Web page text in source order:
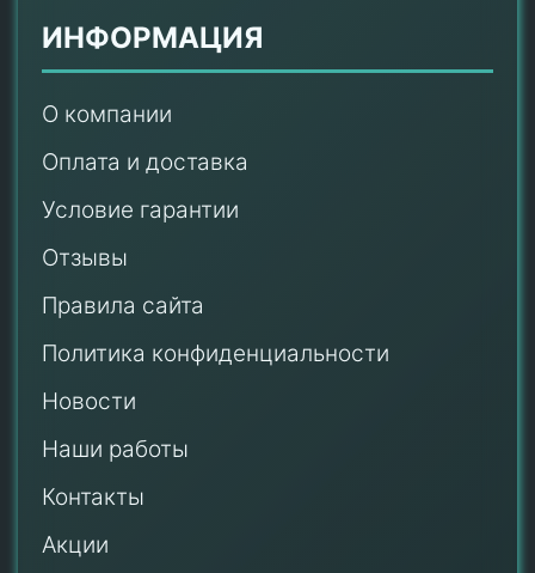
ИНФОРМАЦИЯ
О компании
Оплата и доставка
Условие гарантии
Отзывы
Правила сайта
Политика конфиденциальности
Новости
Наши работы
Контакты
Акции